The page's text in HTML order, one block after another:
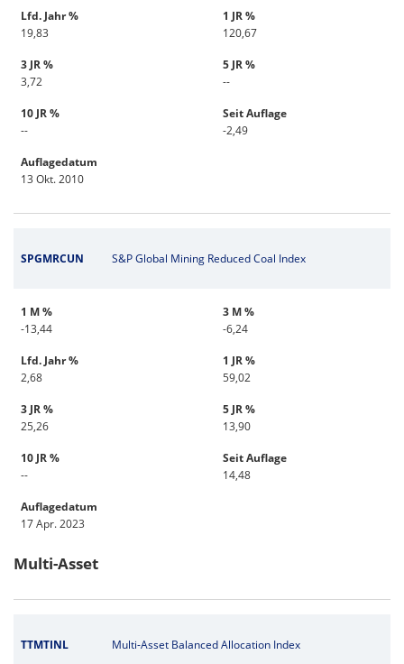
Lfd. Jahr %
19,83
1 JR %
120,67
3 JR %
3,72
5 JR %
--
10 JR %
--
Seit Auflage
-2,49
Auflagedatum
13 Okt. 2010
SPGMRCUN S&P Global Mining Reduced Coal Index
1 M %
-13,44
3 M %
-6,24
Lfd. Jahr %
2,68
1 JR %
59,02
3 JR %
25,26
5 JR %
13,90
10 JR %
--
Seit Auflage
14,48
Auflagedatum
17 Apr. 2023
Multi-Asset
TTMTINL Multi-Asset Balanced Allocation Index